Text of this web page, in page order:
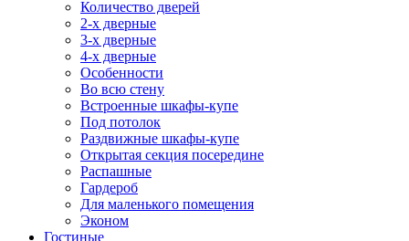
Количество дверей
2-х дверные
3-х дверные
4-х дверные
Особенности
Во всю стену
Встроенные шкафы-купе
Под потолок
Раздвижные шкафы-купе
Открытая секция посередине
Распашные
Гардероб
Для маленького помещения
Эконом
Гостиные